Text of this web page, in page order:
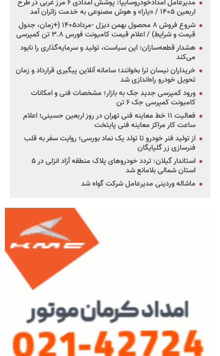
مدیرعامل امدادخودروسایپا: پوشش امدادی ۶ مرز غربی در طرح
اربعین ۱۴۰۵ / «یارا» و هوش مصنوعی به خدمت زائران آمد
شروع فروش ۸ محصول بهمن دیزل -مرداد۱۴۰۵ (+زمان، جدول
قیمت و شرایط) / اعلام قیمت کامیونت فورس ۳.۸ تن کمپرسی
هشدار قطعه‌سازان: این سیاست، تولید و سرمایه‌گذاری را نابود
می‌کند
خریداران نیسان ترا بخوانند؛ سامانه آنلاین پیگیری قرارداد و زمان
تحویل خودرو راه‌اندازی شد
ورود کمپرسی جدید جک به بازار؛ مشخصات فنی و امکانات
کامیونت کمپرسی جک ۶ تن
فعالیت ۱۱ خط معاینه فنی تهران در روز اربعین حسینی؛ اعلام
ساعت کار مراکز معاینه فنی پایتخت
از تولید فنر خودرو تا تولد یک نماد بورسی؛ روایت سفر به قلب
فنرسازی زر گلپایگان
استاندار گیلان: تردد خودروهای پلاک منطقه آزاد انزلی در ۵
استان شمالی بلامانع شد
ماشاله وردینی مدیرعامل شرکت گواه شد